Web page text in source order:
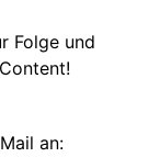
Folge und
an: